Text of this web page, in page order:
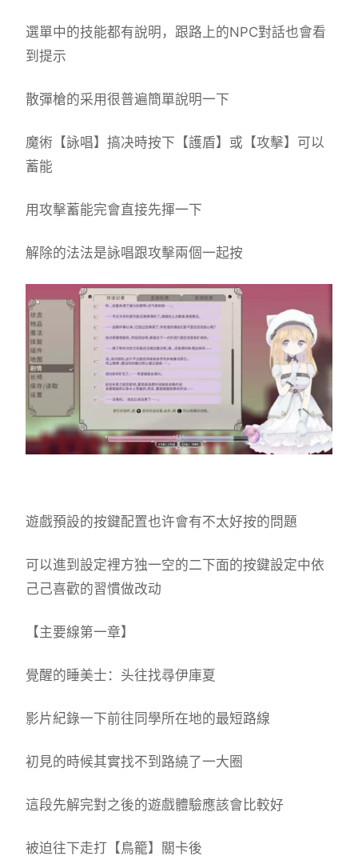
選單中的技能都有說明，跟路上的NPC對話也會看
到提示
散彈槍的采用很普遍簡單說明一下
魔術【詠唱】搞决時按下【護盾】或【攻擊】可以
蓄能
用攻擊蓄能完會直接先揮一下
解除的法法是詠唱跟攻擊兩個一起按
遊戲預設的按鍵配置也许會有不太好按的問題
可以進到設定裡方独一空的二下面的按鍵設定中依
己己喜歡的習慣做改动
【主要線第一章】
覺醒的睡美士：头往找尋伊庫夏
影片紀錄一下前往同學所在地的最短路線
初見的時候其實找不到路繞了一大圈
這段先解完對之後的遊戲體驗應該會比較好
被迫往下走打【鳥籠】關卡後